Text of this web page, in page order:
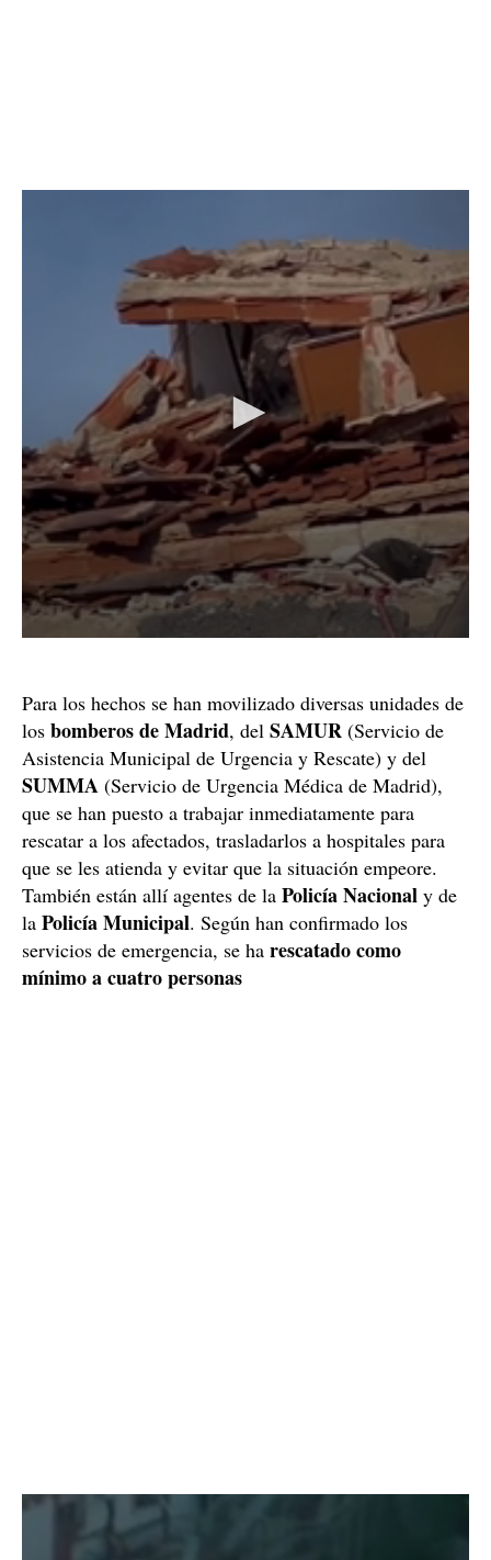
Para los hechos se han movilizado diversas unidades de
los bomberos de Madrid, del SAMUR (Servicio de
Asistencia Municipal de Urgencia y Rescate) y del
SUMMA (Servicio de Urgencia Médica de Madrid),
que se han puesto a trabajar inmediatamente para
rescatar a los afectados, trasladarlos a hospitales para
que se les atienda y evitar que la situación empeore.
También están allí agentes de la Policía Nacional y de
la Policía Municipal. Según han confirmado los
servicios de emergencia, se ha rescatado como
mínimo a cuatro personas